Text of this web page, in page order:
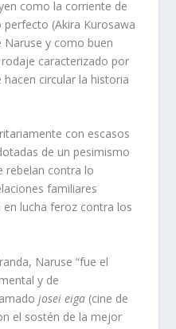
como la corriente de
(Akira Kurosawa
Naruse y como buen
caracterizado por
circular la historia
con escasos
de un pesimismo
rebelan contra lo
familiares
lucha feroz contra los
Naruse “fue el
y de
josei eiga (cine de
el sostén de la mejor